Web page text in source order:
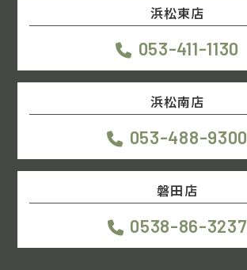
浜松東店
053-411-1130
浜松南店
053-488-9300
磐田店
0538-86-3237